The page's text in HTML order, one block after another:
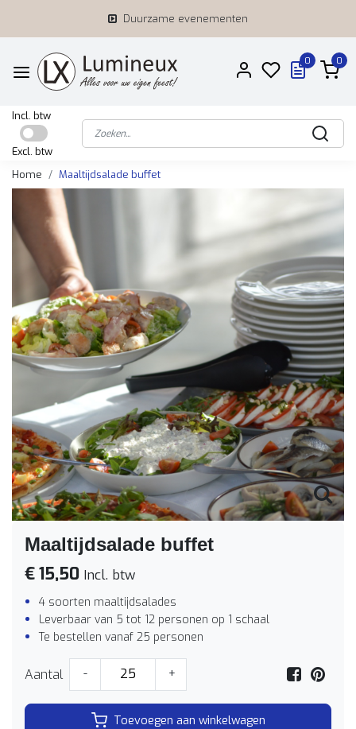
Duurzame evenementen
0 0
Incl. btw
Excl. btw
Home
Maaltijdsalade buffet
Maaltijdsalade buffet
€ 15,50 Incl. btw
4 soorten maaltijdsalades
Leverbaar van 5 tot 12 personen op 1 schaal
Te bestellen vanaf 25 personen
Aantal - +
Toevoegen aan winkelwagen